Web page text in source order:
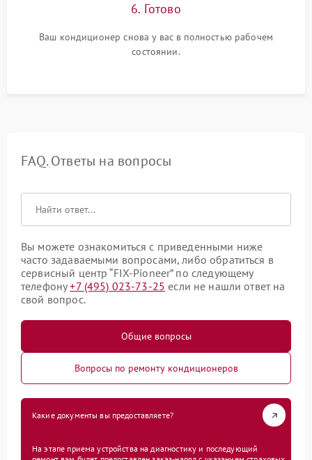
6. Готово
Ваш кондиционер снова у вас в полностью рабочем
состоянии.
FAQ. Ответы на вопросы
Вы можете ознакомиться с приведенными ниже
часто задаваемыми вопросами, либо обратиться в
сервисный центр “FIX-Pioneer” по следующему
телефону+7 (495) 023-73-25 если не нашли ответ на
свой вопрос.
Общие вопросы
Вопросы по ремонту кондиционеров
Какие документы вы предоставляете?
На этапе приема устройства на диагностику и последующий